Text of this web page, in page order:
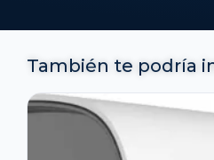
También te podría